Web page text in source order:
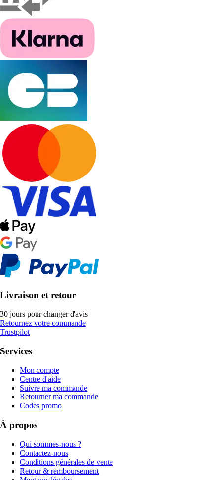
Livraison et retour
30 jours pour changer d'avis
Retournez votre commande
Trustpilot
Services
Mon compte
Centre d'aide
Suivre ma commande
Retourner ma commande
Codes promo
À propos
Qui sommes-nous ?
Contactez-nous
Conditions générales de vente
Retour & remboursement